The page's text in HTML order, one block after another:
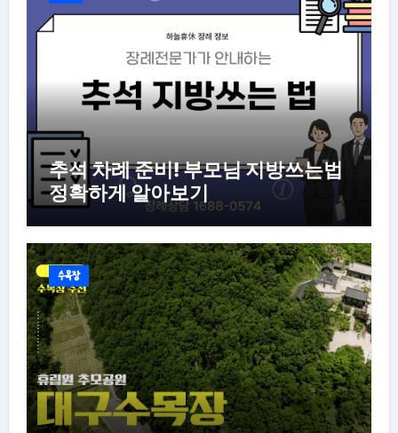
추석 차례 준비! 부모님 지방쓰는법
정확하게 알아보기
수목장